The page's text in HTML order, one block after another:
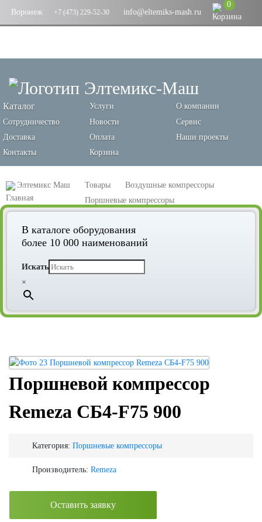
Воронеж +7 (473) 229-52-30 info@eltemiks-mash.ru
0
Каталог Услуги
О компании
Сотрудничество
Новости
Сервис
Доставка
Оплата
Наши проекты
Контакты
Корзина
Элтемикс Маш Товары
Воздушные компрессоры
Поршневые компрессоры
Поршневой компрессор Remeza СБ4-F75 900
В каталоге оборудования
более 10 000 наименований
Искать
×
Поршневой компрессор
Remeza СБ4-F75 900
Категория: Поршневые компрессоры
Производитель: Remeza
Оставить заявку